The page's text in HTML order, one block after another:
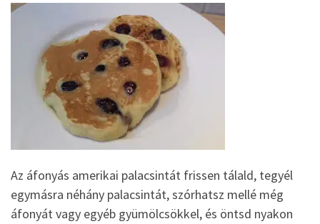
Az áfonyás amerikai palacsintát frissen tálald, tegyél
egymásra néhány palacsintát, szórhatsz mellé még
áfonyát vagy egyéb gyümölcsökkel, és öntsd nyakon